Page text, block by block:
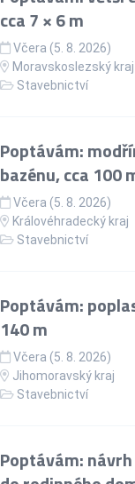
cca 7 × 6 m
Včera (5. 8. 2026)
Moravskoslezský kraj
Stavebnictví
Poptávám:
bazénu, cca 100
Včera (5. 8. 2026)
Královéhradecký kraj
Stavebnictví
Poptávám:
140 m
Včera (5. 8. 2026)
Jihomoravský kraj
Stavebnictví
Poptávám: